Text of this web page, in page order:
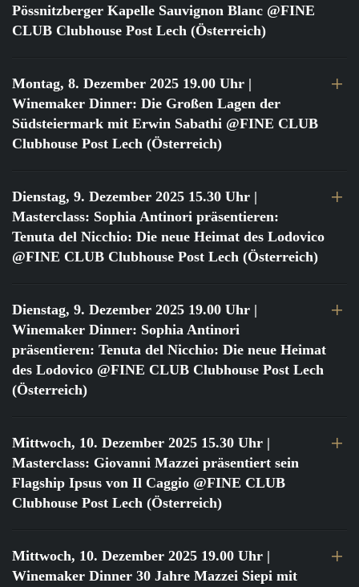
Pössnitzberger Kapelle Sauvignon Blanc @FINE
CLUB Clubhouse Post Lech (Österreich)
Montag, 8. Dezember 2025 19.00 Uhr |
Winemaker Dinner: Die Großen Lagen der
Südsteiermark mit Erwin Sabathi @FINE CLUB
Clubhouse Post Lech (Österreich)
Dienstag, 9. Dezember 2025 15.30 Uhr |
Masterclass: Sophia Antinori präsentieren:
Tenuta del Nicchio: Die neue Heimat des Lodovico
@FINE CLUB Clubhouse Post Lech (Österreich)
Dienstag, 9. Dezember 2025 19.00 Uhr |
Winemaker Dinner: Sophia Antinori
präsentieren: Tenuta del Nicchio: Die neue Heimat
des Lodovico @FINE CLUB Clubhouse Post Lech
(Österreich)
Mittwoch, 10. Dezember 2025 15.30 Uhr |
Masterclass: Giovanni Mazzei präsentiert sein
Flagship Ipsus von Il Caggio @FINE CLUB
Clubhouse Post Lech (Österreich)
Mittwoch, 10. Dezember 2025 19.00 Uhr |
Winemaker Dinner 30 Jahre Mazzei Siepi mit